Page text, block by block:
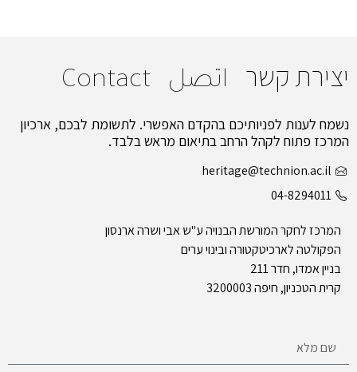
יצירת קשר اتصل Contact
נשמח לענות לפניותיכם בהקדם האפשרי. לתשומת לבכם, ארכיון
המרכז פתוח לקהל הרחב בתיאום מראש בלבד.
heritage@technion.ac.il
04-8294011
המרכז לחקר המורשת הבנויה ע"ש אבי ושרה ארנסון
הפקולטה לארכיטקטורה ובינוי ערים
בניין אמדו, חדר 211
קרית הטכניון, חיפה 3200003